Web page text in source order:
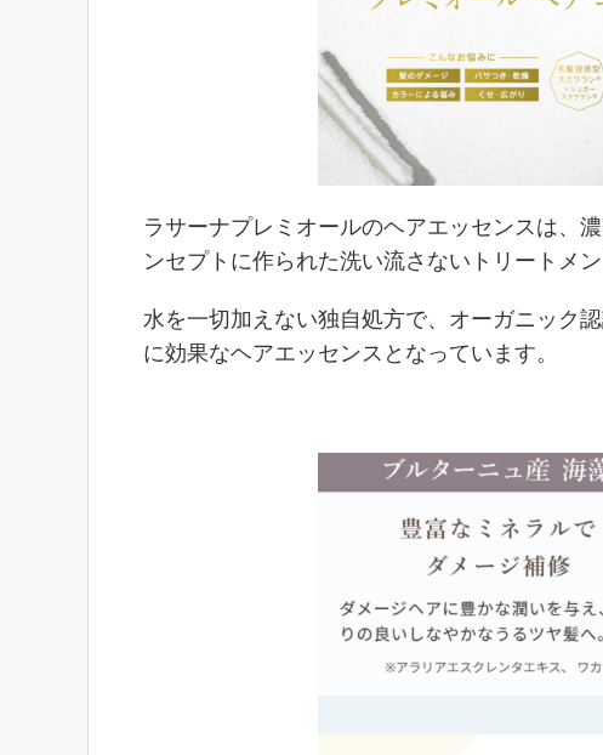
ラサーナプレミオールのヘアエッセンスは、
ンセプトに作られた洗い流さないトリートメン
水を一切加えない独自処方で、オーガニック
に効果なヘアエッセンスとなっています。